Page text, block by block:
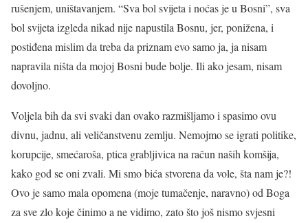
rušenjem, uništavanjem. “Sva bol svijeta i noćas je u Bosni”, sva
bol svijeta izgleda nikad nije napustila Bosnu, jer, ponižena, i
postiđena mislim da treba da priznam evo samo ja, ja nisam
napravila ništa da mojoj Bosni bude bolje. Ili ako jesam, nisam
dovoljno.
Voljela bih da svi svaki dan ovako razmišljamo i spasimo ovu
divnu, jadnu, ali veličanstvenu zemlju. Nemojmo se igrati politike,
korupcije, smećaroša, ptica grabljivica na račun naših komšija,
kako god se oni zvali. Mi smo bića stvorena da vole, šta nam je?!
Ovo je samo mala opomena (moje tumačenje, naravno) od Boga
za sve zlo koje činimo a ne vidimo, zato što još nismo svjesni